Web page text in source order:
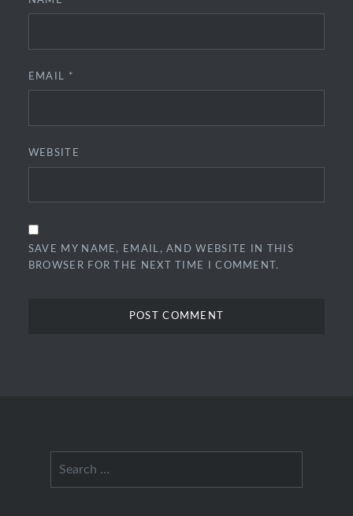
EMAIL *
WEBSITE
SAVE MY NAME, EMAIL, AND WEBSITE IN THIS
BROWSER FOR THE NEXT TIME I COMMENT.